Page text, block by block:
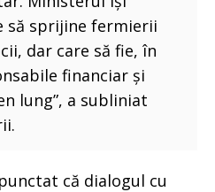
să sprijine fermierii
dar care să fie, în
financiar și
lung”, a subliniat
că dialogul cu